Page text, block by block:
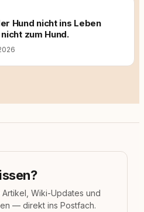
Hund nicht ins Leben
zum Hund.
Artikel, Wiki-Updates und
— direkt ins Postfach.